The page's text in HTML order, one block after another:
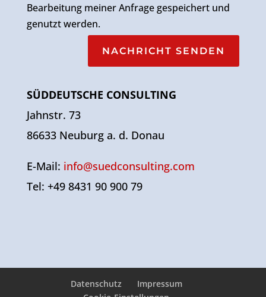
Bearbeitung meiner Anfrage gespeichert und
genutzt werden.
NACHRICHT SENDEN
SÜDDEUTSCHE CONSULTING
Jahnstr. 73
86633 Neuburg a. d. Donau
E-Mail: info@suedconsulting.com
Tel: +49 8431 90 900 79
Datenschutz
Impressum